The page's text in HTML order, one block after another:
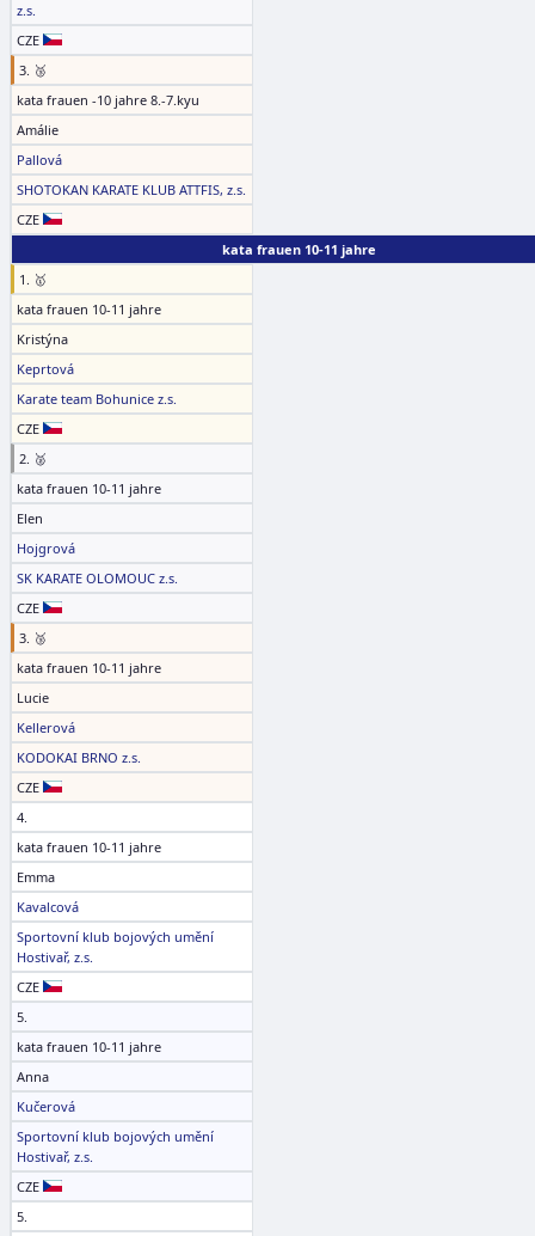
z.s.
CZE
3. 🥉
kata frauen -10 jahre 8.-7.kyu
Amálie
Pallová
SHOTOKAN KARATE KLUB ATTFIS, z.s.
CZE
kata frauen 10-11 jahre
1. 🥇
kata frauen 10-11 jahre
Kristýna
Keprtová
Karate team Bohunice z.s.
CZE
2. 🥈
kata frauen 10-11 jahre
Elen
Hojgrová
SK KARATE OLOMOUC z.s.
CZE
3. 🥉
kata frauen 10-11 jahre
Lucie
Kellerová
KODOKAI BRNO z.s.
CZE
4.
kata frauen 10-11 jahre
Emma
Kavalcová
Sportovní klub bojových umění
Hostivař, z.s.
CZE
5.
kata frauen 10-11 jahre
Anna
Kučerová
Sportovní klub bojových umění
Hostivař, z.s.
CZE
5.